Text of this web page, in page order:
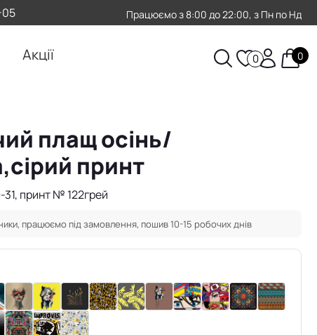
Працюємо з 8:00 до 22:00, з Пн по Нд
Акції 0 0
плащ осінь/
принт
31, принт № 122грей
працюємо під замовлення, пошив 10-15 робочих днів